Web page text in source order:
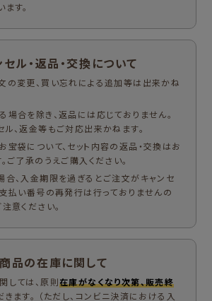
す。
セル・返品・交換について
の変更、買い忘れによる追加等は出来かね
場合を除き、返品には応じておりません。
、返金等もご対応出来かねます。
宝袋について、セット内容の返品・交換はお
ご了承のうえご購入ください。
合、入金期限を過ぎるとご注文がキャンセ
支払い番号の再発行は行っておりませんの
意ください。
商品の在庫に関して
しては、原則在庫がなくなり次第、販売終
ます。 （ただし、コンビニ決済における入